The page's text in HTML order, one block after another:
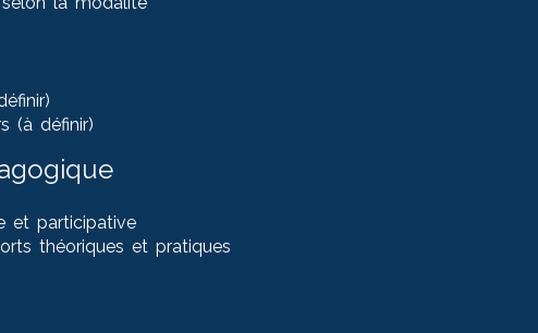
(à définir)
et participative
théoriques et pratiques